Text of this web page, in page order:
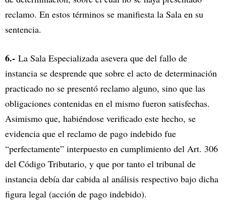
reclamo. En estos términos se manifiesta la Sala en su
sentencia.
6.- La Sala Especializada asevera que del fallo de
instancia se desprende que sobre el acto de determinación
practicado no se presentó reclamo alguno, sino que las
obligaciones contenidas en el mismo fueron satisfechas.
Asimismo que, habiéndose verificado este hecho, se
evidencia que el reclamo de pago indebido fue
“perfectamente” interpuesto en cumplimiento del Art. 306
del Código Tributario, y que por tanto el tribunal de
instancia debía dar cabida al análisis respectivo bajo dicha
figura legal (acción de pago indebido).